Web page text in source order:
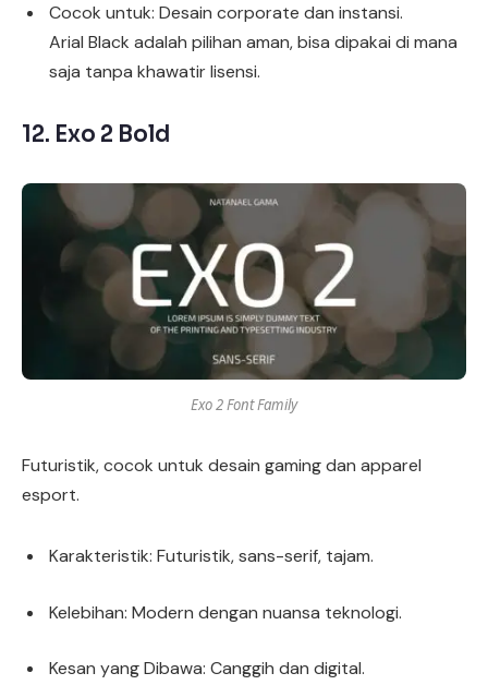
Cocok untuk: Desain corporate dan instansi.
Arial Black adalah pilihan aman, bisa dipakai di mana
saja tanpa khawatir lisensi.
12. Exo 2 Bold
Exo 2 Font Family
Futuristik, cocok untuk desain gaming dan apparel
esport.
Karakteristik: Futuristik, sans-serif, tajam.
Kelebihan: Modern dengan nuansa teknologi.
Kesan yang Dibawa: Canggih dan digital.